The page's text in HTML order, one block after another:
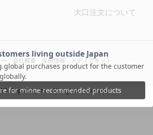
大口注文について
会社概要 採用情報 メディアキット
Pepabo, Inc. All rights reserved.